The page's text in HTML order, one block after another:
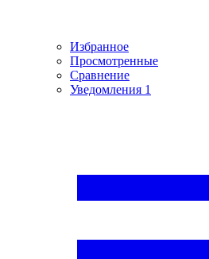
Избранное
Просмотренные
Сравнение
Уведомления 1